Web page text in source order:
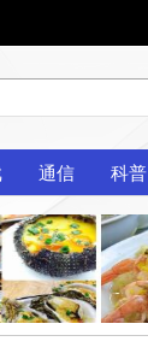
通信 科普